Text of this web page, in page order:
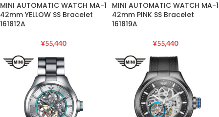
MINI AUTOMATIC WATCH MA-1
42mm YELLOW SS Bracelet
161812A
¥55,440
MINI AUTOMATIC WATCH MA-1
42mm PINK SS Bracelet
161819A
¥55,440